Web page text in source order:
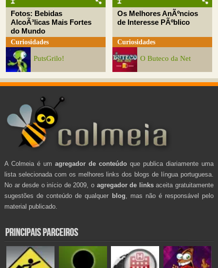
Fotos: Bebidas
AlcoÃ³licas Mais Fortes
do Mundo
Curiosidades
PutsGrilo!
Os Melhores AnÃºncios
de Interesse PÃºblico
Curiosidades
O Buteco da Net
A Colmeia é um agregador de conteúdo que publica diariamente uma
lista selecionada com os melhores links dos blogs de língua portuguesa.
No ar desde o início de 2009, o agregador de linksaceita gratuitamente
sugestões de conteúdo de qualquer blog , mas não é responsável pelo
material publicado.